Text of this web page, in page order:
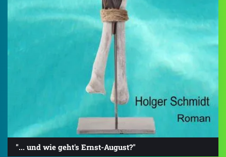
"... und wie geht's Ernst-August?"